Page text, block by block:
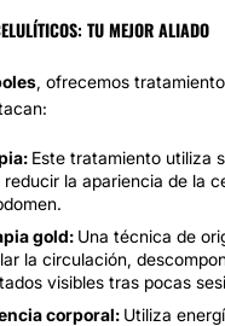
TU MEJOR ALIADO
, ofrecemos
Este tratamiento utiliza
la apariencia de la
gold: Una técnica de
la circulación,
visibles tras pocas
corporal: Utiliza